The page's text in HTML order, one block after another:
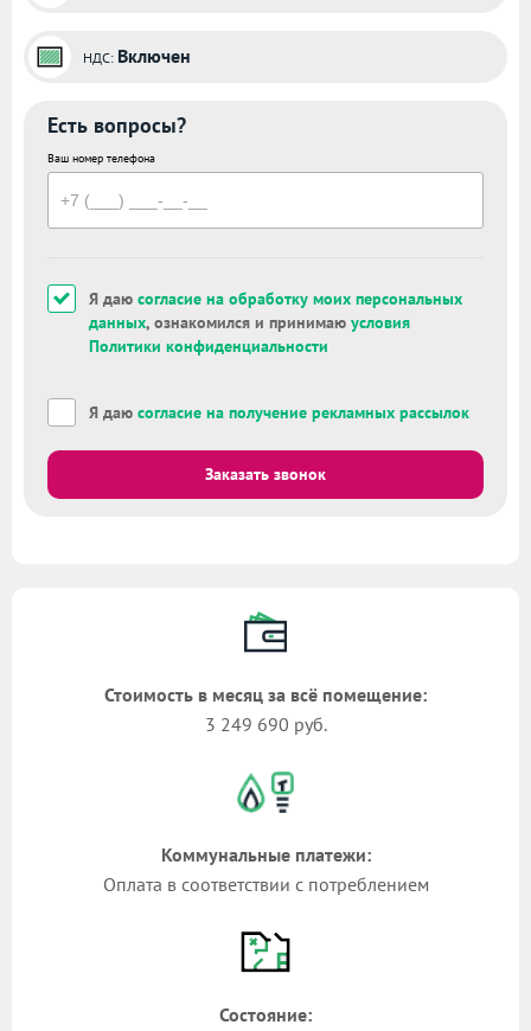
НДС: Включен
Есть вопросы?
Ваш номер телефона
Я даю согласие на обработку моих персональных
данных, ознакомился и принимаю условия
Политики конфиденциальности
Я даю согласие на получение рекламных рассылок
Заказать звонок
Стоимость в месяц за всё помещение:
3 249 690 руб.
Коммунальные платежи:
Оплата в соответствии с потреблением
Состояние: